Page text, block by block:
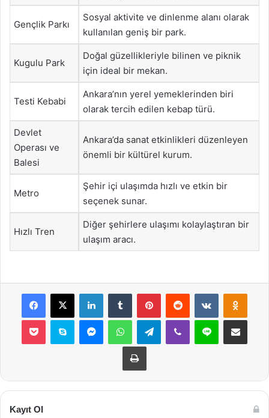
Gençlik Parkı
Sosyal aktivite ve dinlenme alanı olarak
kullanılan geniş bir park.
Kugulu Park
Doğal güzellikleriyle bilinen ve piknik
için ideal bir mekan.
Testi Kebabi
Ankara’nın yerel yemeklerinden biri
olarak tercih edilen kebap türü.
Devlet
Operası ve
Balesi
Ankara’da sanat etkinlikleri düzenleyen
önemli bir kültürel kurum.
Metro
Şehir içi ulaşımda hızlı ve etkin bir
seçenek sunar.
Hızlı Tren
Diğer şehirlere ulaşımı kolaylaştıran bir
ulaşım aracı.
Facebook
X LinkedInTumblr PinterestReddit VKontakte
Pocket Skype MessengerWhatsAppTelegramViber Line E-Posta ile
Yazdır
Kayıt Ol